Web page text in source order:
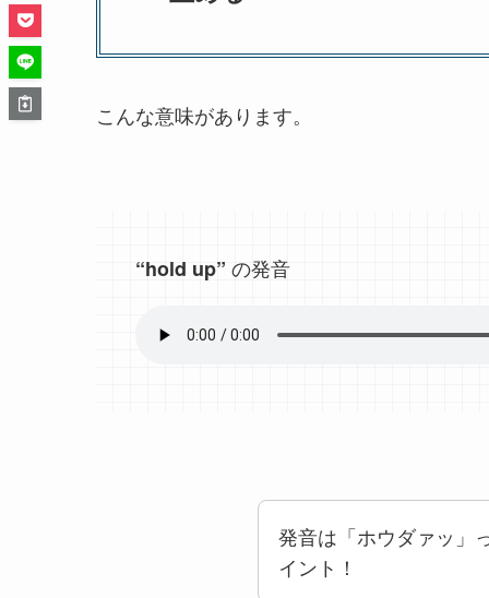
こんな意味があります。
“hold up” の発音
発音は「ホウダァッ」
イント！